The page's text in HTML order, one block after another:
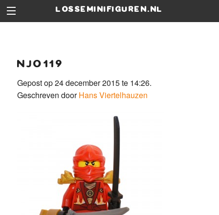
losseminifiguren.nl
njo119
Gepost op 24 december 2015 te 14:26.
Geschreven doorHans Viertelhauzen